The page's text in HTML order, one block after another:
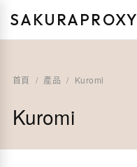
SAKURAPROXY
首頁 / 產品 / Kuromi
Kuromi